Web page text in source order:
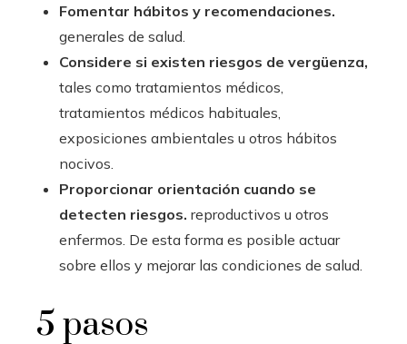
Fomentar hábitos y recomendaciones.
generales de salud.
Considere si existen riesgos de vergüenza,
tales como tratamientos médicos,
tratamientos médicos habituales,
exposiciones ambientales u otros hábitos
nocivos.
Proporcionar orientación cuando se
detecten riesgos. reproductivos u otros
enfermos. De esta forma es posible actuar
sobre ellos y mejorar las condiciones de salud.
5 pasos